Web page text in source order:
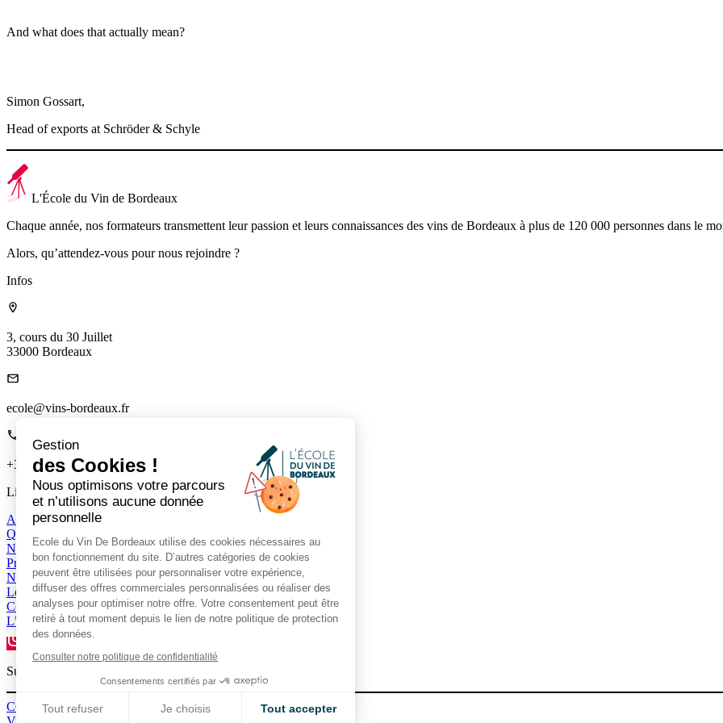
And what does that actually mean?
Simon Gossart,
Head of exports at Schröder & Schyle
L'École du Vin de Bordeaux
Chaque année, nos formateurs transmettent leur passion et leurs connaissances des vins de Bordeaux à plus de 120 000 personnes dans le
Alors, qu’attendez-vous pour nous rejoindre ?
Infos
3, cours du 30 Juillet
33000 Bordeaux
ecole@vins-bordeaux.fr
+33 (0)5 56 00 22 85
Liens
Accueil
Qui sommes-nous
Nos ateliers
Professionnels
Nos formateurs
Le mag
Contactez nous
L’extranet formateurs
Suivez-nous sur les réseaux pour rester connecté.
CGU-CGV
Gestion
des Cookies !
Nous optimisons votre parcours
et n’utilisons aucune donnée
personnelle
Ecole du Vin De Bordeaux utilise des cookies nécessaires au
bon fonctionnement du site. D’autres catégories de cookies
peuvent être utilisées pour personnaliser votre expérience,
diffuser des offres commerciales personnalisées ou réaliser des
analyses pour optimiser notre offre. Votre consentement peut être
retiré à tout moment depuis le lien de notre politique de protection
des données.
Consulter notre politique de confidentialité
Consentements certifiés par
Tout refuser Je choisis Tout accepter